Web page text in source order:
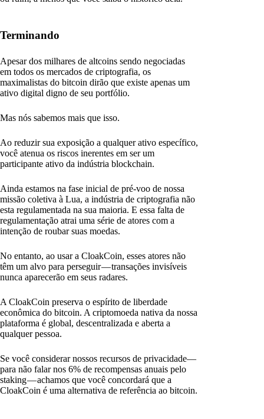
Terminando
Apesar dos milhares de altcoins sendo negociadas
em todos os mercados de criptografia, os
maximalistas do bitcoin dirão que existe apenas um
ativo digital digno de seu portfólio.
Mas nós sabemos mais que isso.
Ao reduzir sua exposição a qualquer ativo específico,
você atenua os riscos inerentes em ser um
participante ativo da indústria blockchain.
Ainda estamos na fase inicial de pré-voo de nossa
missão coletiva à Lua, a indústria de criptografia não
esta regulamentada na sua maioria. E essa falta de
regulamentação atrai uma série de atores com a
intenção de roubar suas moedas.
No entanto, ao usar a CloakCoin, esses atores não
têm um alvo para perseguir — transações invisíveis
nunca aparecerão em seus radares.
A CloakCoin preserva o espírito de liberdade
econômica do bitcoin. A criptomoeda nativa da nossa
plataforma é global, descentralizada e aberta a
qualquer pessoa.
Se você considerar nossos recursos de privacidade—
para não falar nos 6% de recompensas anuais pelo
staking — achamos que você concordará que a
CloakCoin é uma alternativa de referência ao bitcoin.